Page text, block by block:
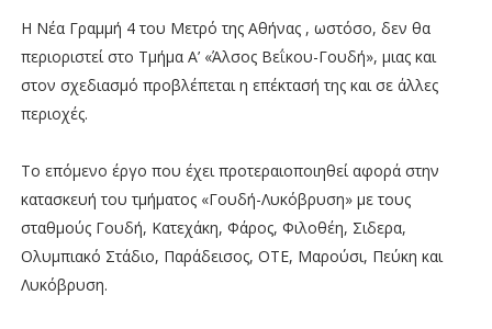
Η Νέα Γραμμή 4 του Μετρό της Αθήνας , ωστόσο, δεν θα
περιοριστεί στο Τμήμα Α’ «Άλσος Βεΐκου-Γουδή», μιας και
στον σχεδιασμό προβλέπεται η επέκτασή της και σε άλλες
περιοχές.
Το επόμενο έργο που έχει προτεραιοποιηθεί αφορά στην
κατασκευή του τμήματος «Γουδή-Λυκόβρυση» με τους
σταθμούς Γουδή, Κατεχάκη, Φάρος, Φιλοθέη, Σιδερα,
Ολυμπιακό Στάδιο, Παράδεισος, ΟΤΕ, Μαρούσι, Πεύκη και
Λυκόβρυση.